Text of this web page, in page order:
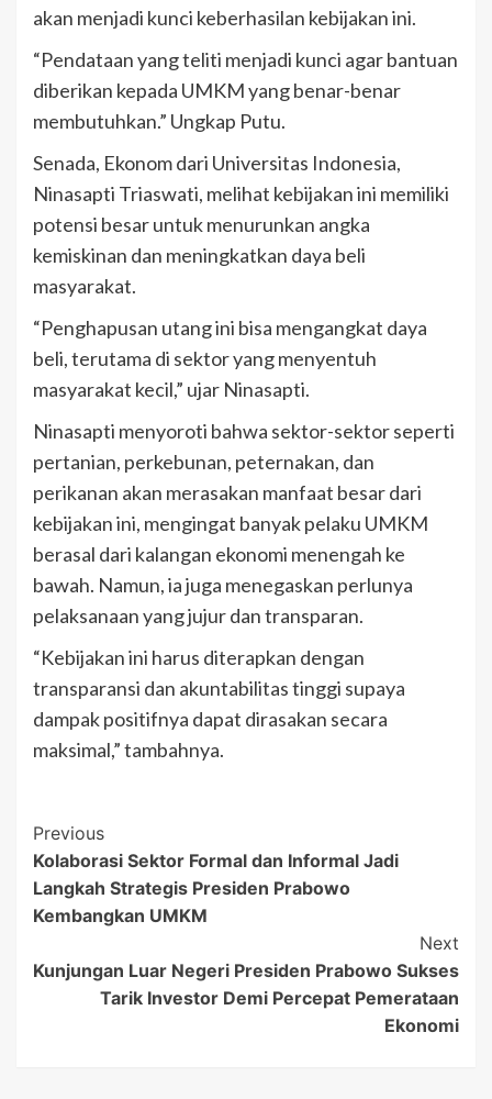
akan menjadi kunci keberhasilan kebijakan ini.
“Pendataan yang teliti menjadi kunci agar bantuan
diberikan kepada UMKM yang benar-benar
membutuhkan.” Ungkap Putu.
Senada, Ekonom dari Universitas Indonesia,
Ninasapti Triaswati, melihat kebijakan ini memiliki
potensi besar untuk menurunkan angka
kemiskinan dan meningkatkan daya beli
masyarakat.
“Penghapusan utang ini bisa mengangkat daya
beli, terutama di sektor yang menyentuh
masyarakat kecil,” ujar Ninasapti.
Ninasapti menyoroti bahwa sektor-sektor seperti
pertanian, perkebunan, peternakan, dan
perikanan akan merasakan manfaat besar dari
kebijakan ini, mengingat banyak pelaku UMKM
berasal dari kalangan ekonomi menengah ke
bawah. Namun, ia juga menegaskan perlunya
pelaksanaan yang jujur dan transparan.
“Kebijakan ini harus diterapkan dengan
transparansi dan akuntabilitas tinggi supaya
dampak positifnya dapat dirasakan secara
maksimal,” tambahnya.
Post
Navigation
Previous
Kolaborasi Sektor Formal dan Informal Jadi
Langkah Strategis Presiden Prabowo
Kembangkan UMKM
Next
Kunjungan Luar Negeri Presiden Prabowo Sukses
Tarik Investor Demi Percepat Pemerataan
Ekonomi